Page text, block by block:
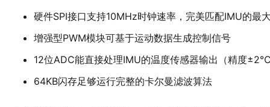
硬件SPI接口支持10MHz时钟速率，完美匹配IMU的最
增强型PWM模块可基于运动数据生成控制信号
12位ADC能直接处理IMU的温度传感器输出（精度
64KB闪存足够运行完整的卡尔曼滤波算法